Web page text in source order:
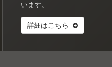
います。
詳細はこちら